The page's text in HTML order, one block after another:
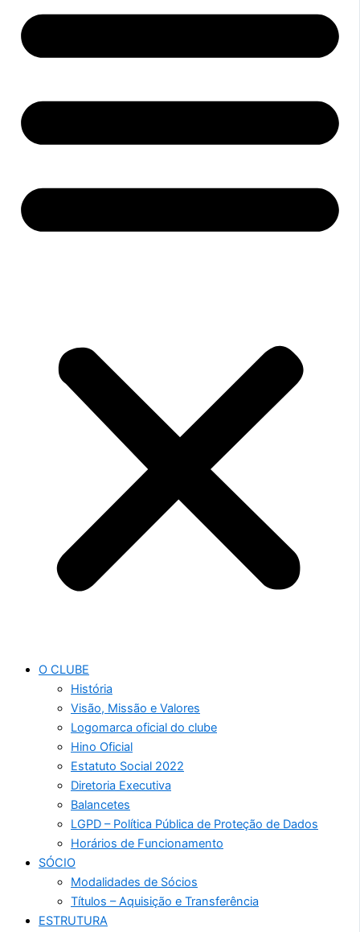
O CLUBE
História
Visão, Missão e Valores
Logomarca oficial do clube
Hino Oficial
Estatuto Social 2022
Diretoria Executiva
Balancetes
LGPD – Política Pública de Proteção de Dados
Horários de Funcionamento
SÓCIO
Modalidades de Sócios
Títulos – Aquisição e Transferência
ESTRUTURA